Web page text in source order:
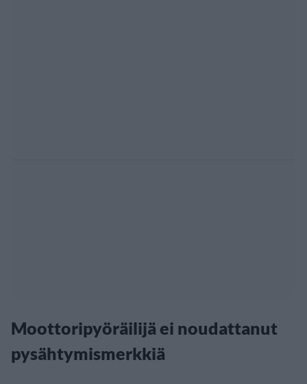
Moottoripyöräilijä ei noudattanut
pysähtymismerkkiä